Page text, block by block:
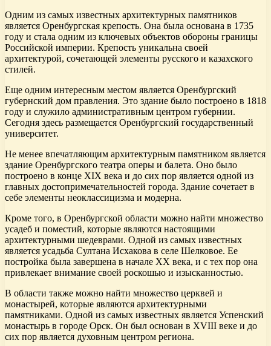
Одним из самых известных архитектурных памятников
является Оренбургская крепость. Она была основана в 1735
году и стала одним из ключевых объектов обороны границы
Российской империи. Крепость уникальна своей
архитектурой, сочетающей элементы русского и казахского
стилей.
Еще одним интересным местом является Оренбургский
губернский дом правления. Это здание было построено в 1818
году и служило административным центром губернии.
Сегодня здесь размещается Оренбургский государственный
университет.
Не менее впечатляющим архитектурным памятником является
здание Оренбургского театра оперы и балета. Оно было
построено в конце XIX века и до сих пор является одной из
главных достопримечательностей города. Здание сочетает в
себе элементы неоклассицизма и модерна.
Кроме того, в Оренбургской области можно найти множество
усадеб и поместий, которые являются настоящими
архитектурными шедеврами. Одной из самых известных
является усадьба Султана Исхакова в селе Шелковое. Ее
постройка была завершена в начале XX века, и с тех пор она
привлекает внимание своей роскошью и изысканностью.
В области также можно найти множество церквей и
монастырей, которые являются архитектурными
памятниками. Одной из самых известных является Успенский
монастырь в городе Орск. Он был основан в XVIII веке и до
сих пор является духовным центром региона.